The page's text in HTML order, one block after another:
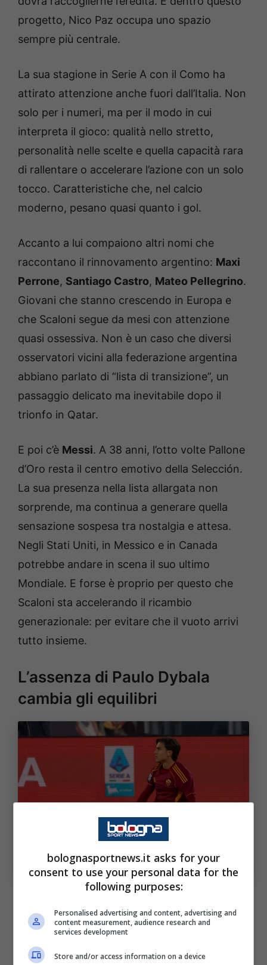
progetto, Nico Paz occupa uno spazio
sempre più centrale.
La sua stagione in Serie A con il Como ha
attirato attenzione anche fuori dall’Italia. Non
solo per i numeri, ma per il modo in cui
interpreta il gioco: qualità nello stretto,
personalità nelle scelte e quella capacità rara
di rallentare o accelerare l’azione con un solo
tocco. Caratteristiche che, nel calcio
moderno, pesano quasi quanto i gol.
Accanto a lui compaiono altri nomi che
raccontano il rinnovamento argentino: Maxi
Perrone, Santiago Castro, Mateo Pellegrino.
Giovani che stanno crescendo in Europa e
che Scaloni segue da mesi con attenzione
quasi ossessiva. Non è un caso che diversi
osservatori vicini alla federazione argentina
abbiano parlato di “lista di transizione”, un
passaggio delicato ma inevitabile dopo il
trionfo in Qatar.
E poi c’è Messi. A 38 anni, l’otto volte Pallone
d’Oro resta il centro emotivo della Selección.
La sua presenza nella lista allargata non
sorprende, ma continua a generare quella
sensazione sospesa tra nostalgia e attesa.
Negli Stati Uniti, in Messico e in Canada
potrebbe andare in scena il suo ultimo
Mondiale. E forse è proprio per questo che
Scaloni sta accelerando il ricambio
generazionale: per evitare che il vuoto arrivi
tutto insieme.
L’assenza di Paulo Dybala
cambia gli equilibri
L’assenza di Paulo Dybala cambia gli equilibri (Ansa
Foto) – BolognaSportnews
Se la convocazione di Nico Paz rappresenta il
futuro, l’assenza diPaulo Dybalaè invece il
dettaglio che fa discutere di più. L’attaccante
della Roma era tornato recentemente a
bolognasportnews.it asks for your
consent to use your personal data for the
following purposes:
Personalised advertising and content, advertising and
content measurement, audience research and
services development
Store and/or access information on a device